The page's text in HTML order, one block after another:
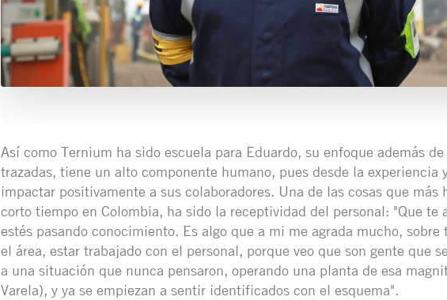
Así como Ternium ha sido escuela para Eduardo, su enfoque además
trazadas, tiene un alto componente humano, pues desde la experiencia
impactar positivamente a sus colaboradores. Una de las cosas que más
corto tiempo en Colombia, ha sido la receptividad del personal: "Que te
estés pasando conocimiento. Es algo que a mi me agrada mucho, sobre
el área, estar trabajado con el personal, porque veo que son gente que
a una situación que nunca pensaron, operando una planta de esa
Varela), y ya se empiezan a sentir identificados con el esquema".